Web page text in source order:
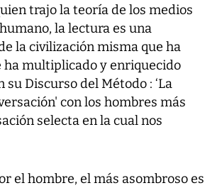
trajo la teoría de los medios
la lectura es una
la civilización misma que ha
ha multiplicado y enriquecido
Discurso del Método : ‘La
con los hombres más
selecta en la cual nos
el hombre, el más asombroso es